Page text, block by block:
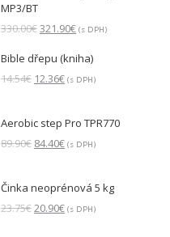
MP3/BT
330.00€Pôvodná
bola:
330.00€.
321.90€Aktuálna
je:
321.90€.
(s DPH)
Bible dřepu (kniha)
14.54€ Pôvodná
14.54€.
12.36€Aktuálna
12.36€.
(s DPH)
Aerobic step Pro TPR770
89.90€ Pôvodná
89.90€.
84.40€Aktuálna
84.40€.
(s DPH)
Činka neoprénová 5 kg
23.75€ Pôvodná
20.90€Aktuálna
(s DPH)